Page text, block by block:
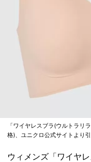
「ワイヤレスブラ(ウルトラリ
格)、ユニクロ公式サイトより
ウィメンズ「ワイヤ